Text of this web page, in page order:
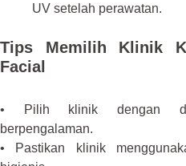
UV setelah perawatan.
Tips Memilih Klinik
Facial
• Pilih klinik dengan
berpengalaman.
• Pastikan klinik